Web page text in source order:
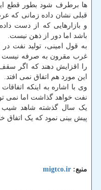
ها برطرف شود بطور قطع
قبلی نشان داده زمانی که
و بازارهایی که از دست
باشد اما دور از ذهن نیست.
به قول امینی، تولید نفت
غرب مقرون به صرفه نیست
را اقزایش دهند که اگر
این مورد هم اتفاق نمی افتد.
وی با اشاره به اینکه
نفت خواهد گذاشت اما نمی
یک سال گذشته شاهد شیب
پیش بینی نمود که یک اتفاق
منبع: migtco.ir